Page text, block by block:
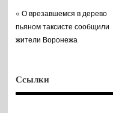
«О врезавшемся в дерево
пьяном таксисте сообщили
жители Воронежа
Ссылки